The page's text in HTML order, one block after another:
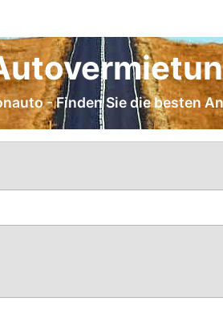
- Finden Sie die besten